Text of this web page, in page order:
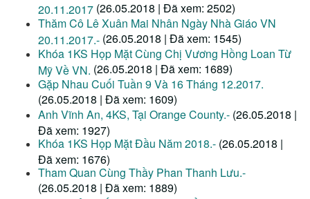
20.11.2017 (26.05.2018 | Đã xem: 2502)
Thăm Cô Lê Xuân Mai Nhân Ngày Nhà Giáo VN
20.11.2017.- (26.05.2018 | Đã xem: 1545)
Khóa 1KS Họp Mặt Cùng Chị Vương Hồng Loan Từ
Mỹ Về VN. (26.05.2018 | Đã xem: 1689)
Gặp Nhau Cuối Tuần 9 Và 16 Tháng 12.2017.
(26.05.2018 | Đã xem: 1609)
Anh Vĩnh An, 4KS, Tại Orange County.- (26.05.2018 |
Đã xem: 1927)
Khóa 1KS Họp Mặt Đầu Năm 2018.- (26.05.2018 |
Đã xem: 1676)
Tham Quan Cùng Thầy Phan Thanh Lưu.-
(26.05.2018 | Đã xem: 1889)